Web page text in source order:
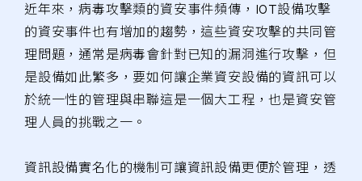
近年來，病毒攻擊類的資安事件頻傳，I0T設備攻擊
的資安事件也有增加的趨勢，這些資安攻擊的共同管
理問題，通常是病毒會針對已知的漏洞進行攻擊，但
是設備如此繁多，要如何讓企業資安設備的資訊可以
於統一性的管理與串聯這是一個大工程，也是資安管
理人員的挑戰之一。
資訊設備實名化的機制可讓資訊設備更便於管理，透